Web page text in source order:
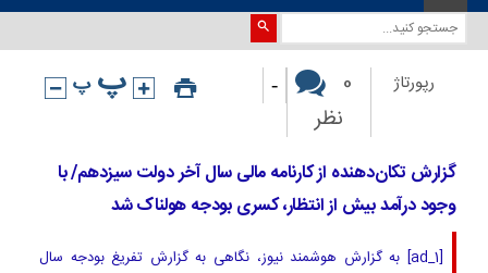
رپورتاژ
0
نظر
-
گزارش تکان‌دهنده از کارنامه مالی سال آخر دولت سیزدهم/ با
وجود درآمد بیش از انتظار، کسری بودجه هولناک شد
[ad_1] به گزارش هوشمند نیوز، نگاهی به گزارش تفریغ بودجه سال